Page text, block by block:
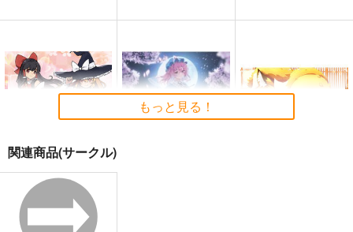
東方M-1ぐらんぷり音
楽集３
あ～るの～と
もっと見る！
関連商品(サークル)